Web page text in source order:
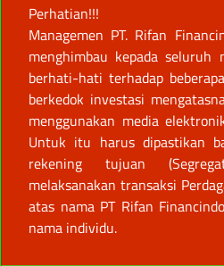
Perhatian!!!
Managemen PT. Rifan
menghimbau kepada
berhati-hati terhadap
berkedok investasi
menggunakan media
Untuk itu harus dipastikan
rekening tujuan
melaksanakan transaksi
atas nama PT Rifan
nama individu.